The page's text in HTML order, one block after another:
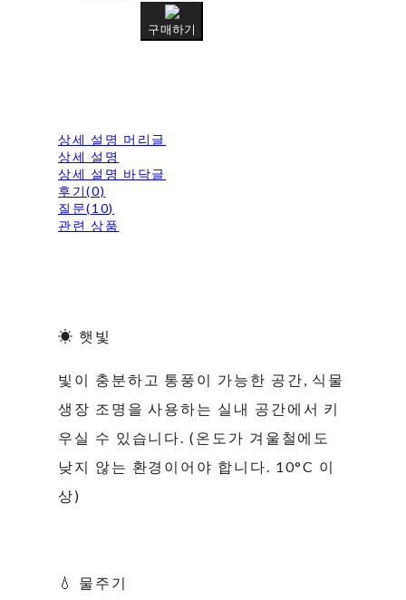
구매하기
상세 설명 머리글
상세 설명
상세 설명 바닥글
후기(0)
질문(10)
관련 상품
☀ 햇빛
빛이 충분하고 통풍이 가능한 공간, 식물
생장 조명을 사용하는 실내 공간에서 키
우실 수 있습니다. (온도가 겨울철에도
낮지 않는 환경이어야 합니다. 10°C 이
상)
💧 물주기